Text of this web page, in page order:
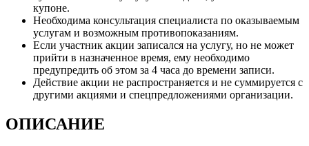
купоне.
Необходима консультация специалиста по оказываемым
услугам и возможным противопоказаниям.
Если участник акции записался на услугу, но не может
прийти в назначенное время, ему необходимо
предупредить об этом за 4 часа до времени записи.
Действие акции не распространяется и не суммируется с
другими акциями и спецпредложениями организации.
ОПИСАНИЕ